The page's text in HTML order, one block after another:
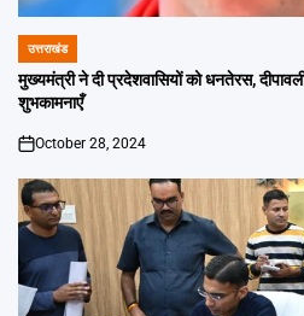
POSTED
IN
उत्तराखंड
मुख्यमंत्री ने दी प्रदेशवासियों को धनतेरस,
शुभकामनाएँ
on
October 28, 2024